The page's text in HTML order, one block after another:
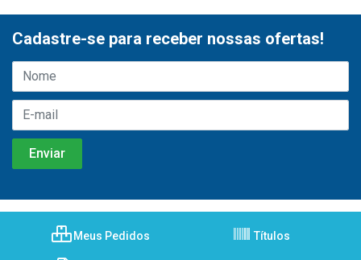
Cadastre-se para receber nossas ofertas!
Meus Pedidos Títulos